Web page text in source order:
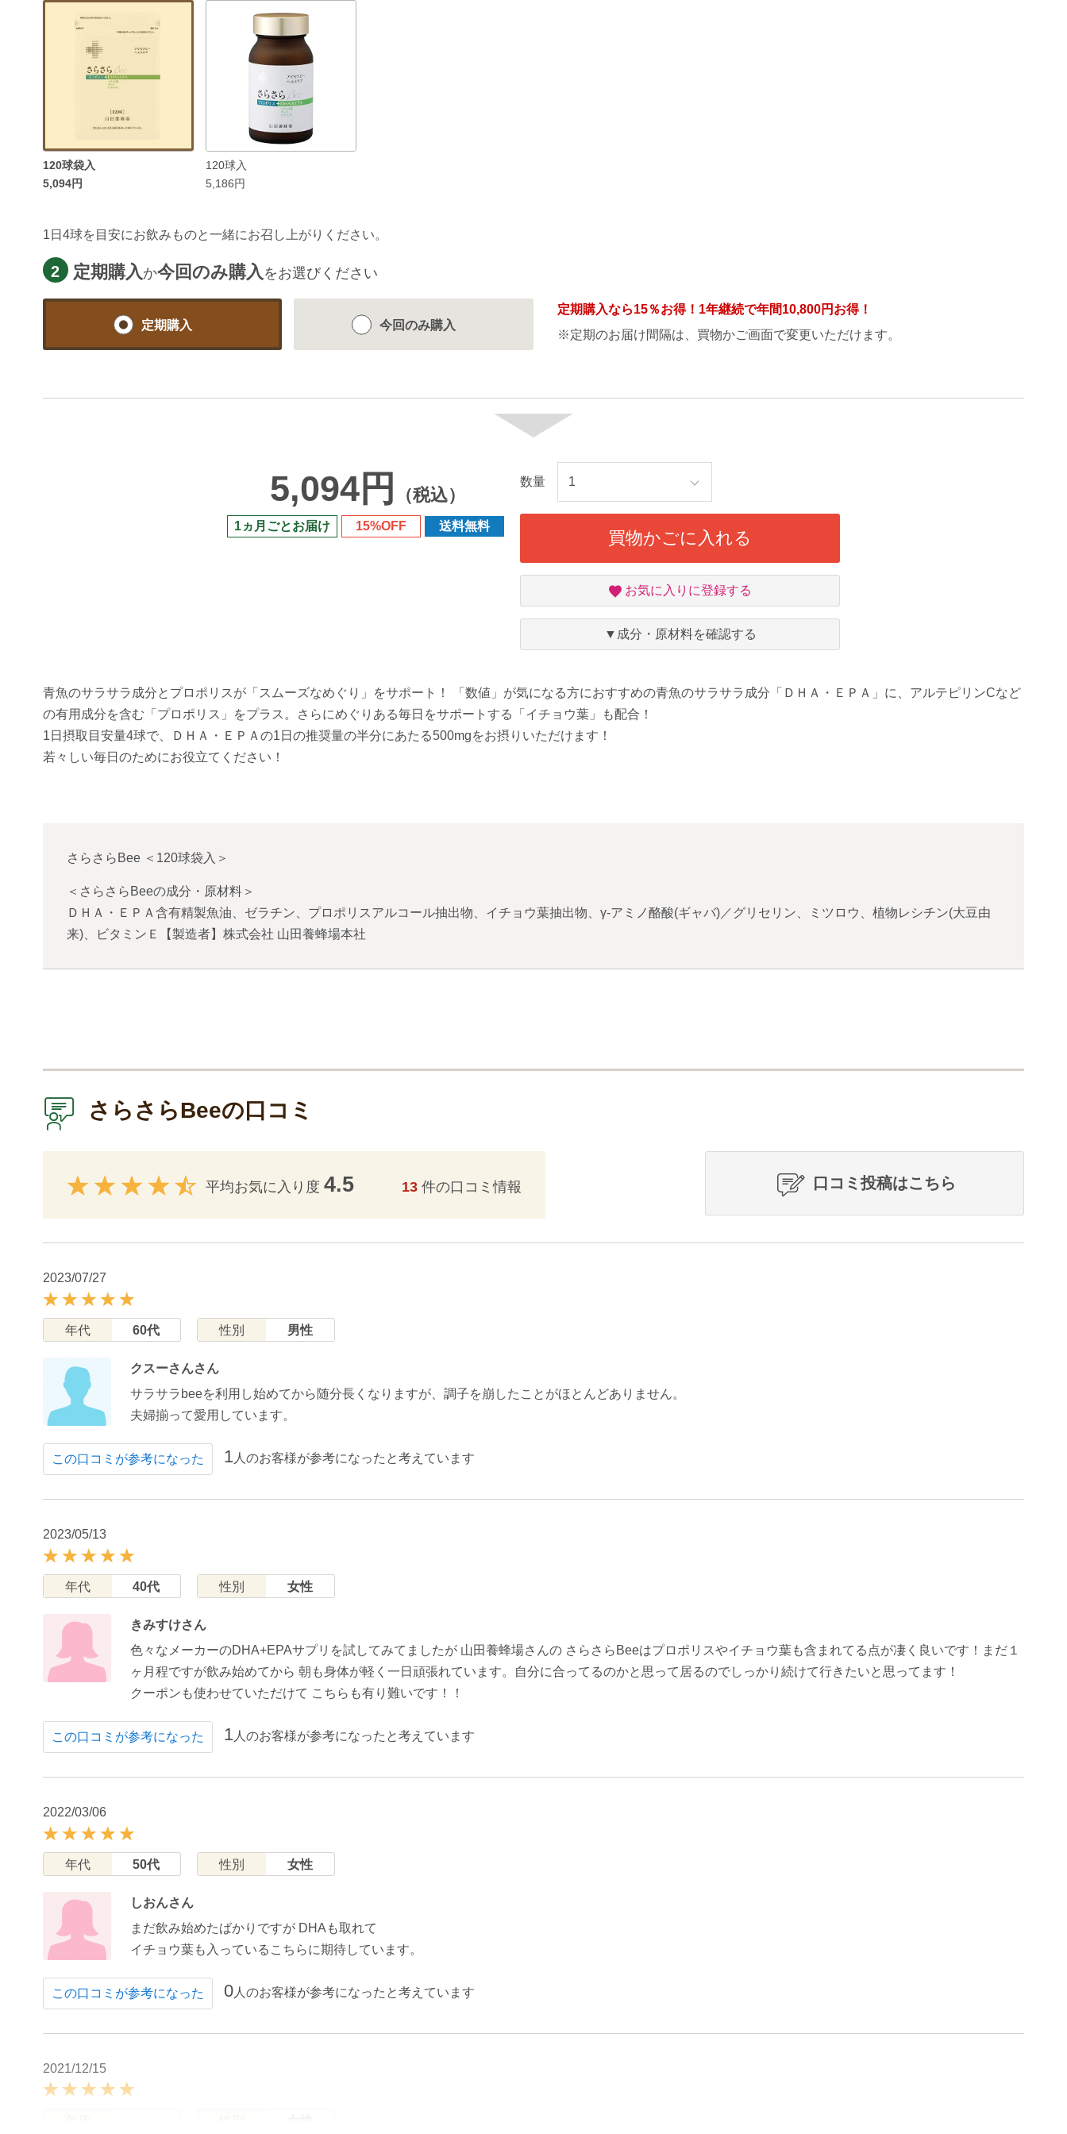
120球袋入
5,094円
120球入
5,186円
1日4球を目安にお飲みものと一緒にお召し上がりください。
2 定期購入か今回のみ購入をお選びください
定期購入 今回のみ購入
定期購入なら15％お得！1年継続で年間10,800円 お得！
※定期のお届け間隔は、買物かご画面で変更いただけます。
5,094円 （税込）
1ヵ月ごとお届け 15%OFF 送料無料
数量
買物かごに入れる
お
入
り
お気に入りに登録する
▼成分・原材料を確認する
青魚のサラサラ成分とプロポリスが「スムーズなめぐり」をサポート！ 「数値」が気になる方におすすめの青魚のサラサラ成分「ＤＨＡ・ＥＰＡ」に、アルテピリンCなど
の有用成分を含む「プロポリス」をプラス。さらにめぐりある毎日をサポートする「イチョウ葉」も配合！
1日摂取目安量4球で、ＤＨＡ・ＥＰＡの1日の推奨量の半分にあたる500mgをお摂りいただけます！
若々しい毎日のためにお役立てください！
さらさらBee＜ 120球袋入 ＞
＜さらさらBeeの成分・原材料＞
ＤＨＡ・ＥＰＡ含有精製魚油、ゼラチン、プロポリスアルコール抽出物、イチョウ葉抽出物、γ-アミノ酪酸(ギャバ)／グリセリン、ミツロウ、植物レシチン(大豆由
来)、ビタミンＥ【製造者】株式会社 山田養蜂場本社
さらさらBeeの口コミ
口コミ投稿はこちら
平均お気に入り度 4.5 13 件の口コミ情報
2023/07/27
年代 60代 性別 男性
クスーさんさん
サラサラbeeを利用し始めてから随分長くなりますが、調子を崩したことがほとんどありません。
夫婦揃って愛用しています。
この口コミが参考になった 1 人のお客様が参考になったと考えています
2023/05/13
年代 40代 性別 女性
きみすけさん
色々なメーカーのDHA+EPAサプリを試してみてましたが 山田養蜂場さんの さらさらBeeはプロポリスやイチョウ葉も含まれてる点が凄く良いです！まだ１
ヶ月程ですが飲み始めてから 朝も身体が軽く一日頑張れています。自分に合ってるのかと思って居るのでしっかり続けて行きたいと思ってます！
クーポンも使わせていただけて こちらも有り難いです！！
この口コミが参考になった 1 人のお客様が参考になったと考えています
2022/03/06
年代 50代 性別 女性
しおんさん
まだ飲み始めたばかりですが DHAも取れて
イチョウ葉も入っているこちらに期待しています。
この口コミが参考になった 0人のお客様が参考になったと考えています
2021/12/15